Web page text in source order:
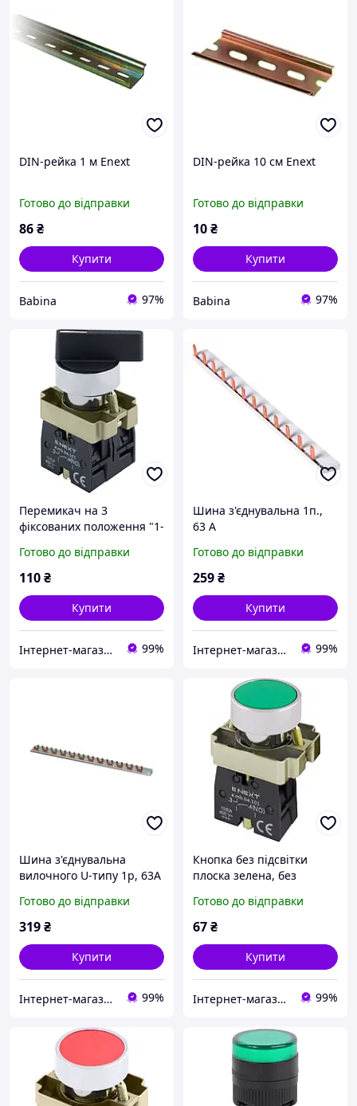
DIN-рейка 1 м Enext
Готово до відправки
86₴
Купити
Babina 97%
DIN-рейка 10 см Enext
Готово до відправки
10₴
Купити
Babina 97%
Перемикач на 3
фіксованих положення "1-
2NO
Готово до відправки
110₴
Купити
Інтернет-магазин "ЕНЕРГІЯ", м.Дніпро, платник єдиного податку, 2 група 99%
Шина з'єднувальна 1п.,
63 А
Готово до відправки
259₴
Купити
Інтернет-магазин "ЕНЕРГІЯ", м.Дніпро, платник єдиного податку, 2 група 99%
Шина з'єднувальна
вилочного U-типу 1р, 63А
Готово до відправки
319₴
Купити
Інтернет-магазин "ЕНЕРГІЯ", м.Дніпро, платник єдиного податку, 2 група 99%
Кнопка без підсвітки
плоска зелена, без
Готово до відправки
67₴
Купити
Інтернет-магазин "ЕНЕРГІЯ", м.Дніпро, платник єдиного податку, 2 група 99%